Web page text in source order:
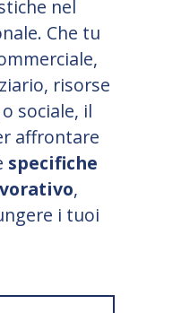
nel
Che tu
risorse
sociale, il
affrontare
specifiche
,
i tuoi